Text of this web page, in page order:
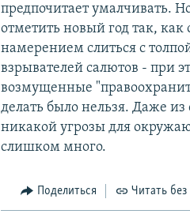
предпочитает умалчивать.
отметить новый год так,
намерением слиться с
взрывателей салютов - при
возмущенные
делать было нельзя. Даже
никакой угрозы для
слишком много.
Поделиться Читать без